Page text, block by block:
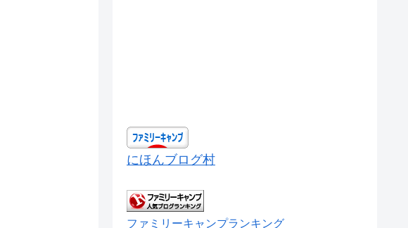
にほんブログ村
ファミリーキャンプランキング